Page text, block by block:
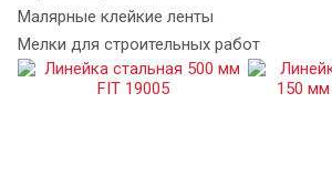
Малярные клейкие ленты
Мелки для строительных работ